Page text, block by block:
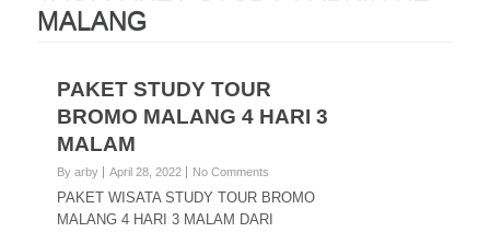
MALANG
PAKET STUDY TOUR
BROMO MALANG 4 HARI 3
MALAM
By arby April 28, 2022 No Comments
PAKET WISATA STUDY TOUR BROMO
MALANG 4 HARI 3 MALAM DARI